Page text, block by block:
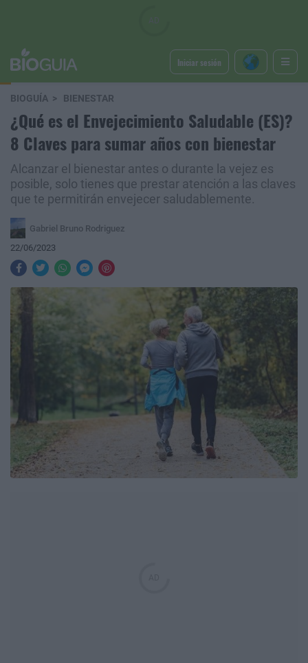
Iniciar sesión
BIOGUÍA BIENESTAR
¿Qué es el Envejecimiento Saludable (ES)?
8 Claves para sumar años con bienestar
Alcanzar el bienestar antes o durante la vejez es
posible, solo tienes que prestar atención a las claves
que te permitirán envejecer saludablemente.
Gabriel Bruno Rodriguez
22/06/2023